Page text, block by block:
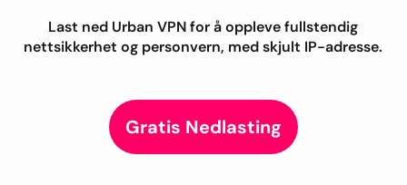
Last ned Urban VPN for å oppleve fullstendig
nettsikkerhet og personvern, med skjult IP-adresse.
Gratis Nedlasting